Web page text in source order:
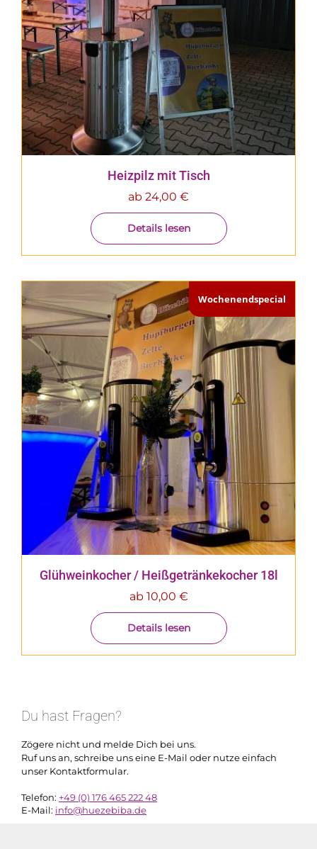
Heizpilz mit Tisch
ab 24,00 €
Details lesen
Wochenendspecial
Glühweinkocher / Heißgetränkekocher 18l
ab 10,00 €
Details lesen
Du hast Fragen?
Zögere nicht und melde Dich bei uns.
Ruf uns an, schreibe uns eine E-Mail oder nutze einfach
unser Kontaktformular.
Telefon: +49 (0) 176 465 222 48
E-Mail: info@huezebiba.de